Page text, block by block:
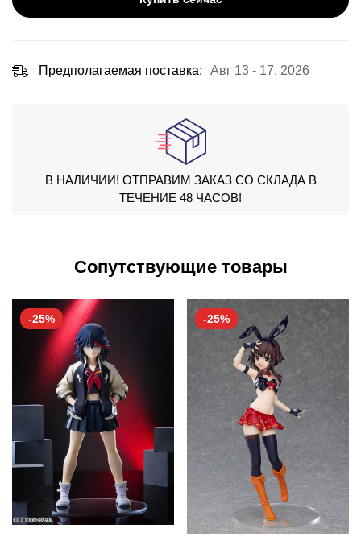
Предполагаемая поставка: Авг 13 - 17, 2026
В НАЛИЧИИ! ОТПРАВИМ ЗАКАЗ СО СКЛАДА В
ТЕЧЕНИЕ 48 ЧАСОВ!
Сопутствующие товары
-25% -25%